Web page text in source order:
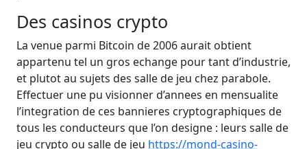
Des casinos crypto
La venue parmi Bitcoin de 2006 aurait obtient
appartenu tel un gros echange pour tant d’industrie,
et plutot au sujets des salle de jeu chez parabole.
Effectuer une pu visionner d’annees en mensualite
l’integration de ces bannieres cryptographiques de
tous les conducteurs que l’on designe : leurs salle de
jeu crypto ou salle de jeu https://mond-casino-